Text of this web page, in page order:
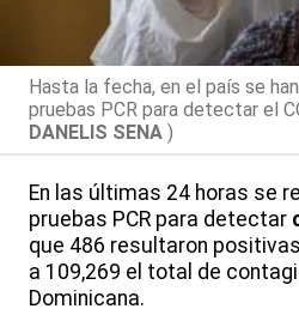
Hasta la fecha, en el país se
pruebas PCR para detectar el
DANELIS SENA )
En las últimas 24 horas se
pruebas PCR para detectar
que 486 resultaron
a 109,269 el total de
Dominicana.